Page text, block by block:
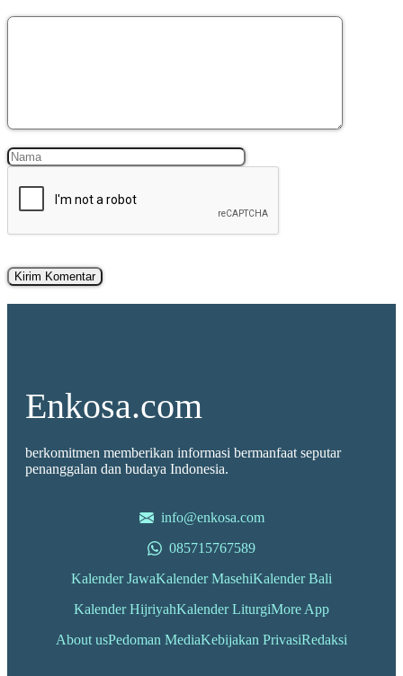
Komentar
Nama Surel
Enkosa.com
berkomitmen memberikan informasi bermanfaat seputar
penanggalan dan budaya Indonesia.
info@enkosa.com
085715767589
Kalender JawaKalender MasehiKalender Bali
Kalender HijriyahKalender LiturgiMore App
About usPedoman MediaKebijakan PrivasiRedaksi